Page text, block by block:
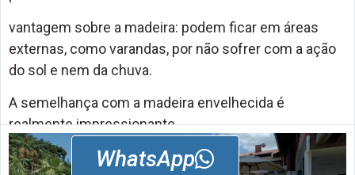
vantagem sobre a madeira: podem ficar em áreas
externas, como varandas, por não sofrer com a ação
do sol e nem da chuva.
A semelhança com a madeira envelhecida é
realmente impressionante
WhatsApp